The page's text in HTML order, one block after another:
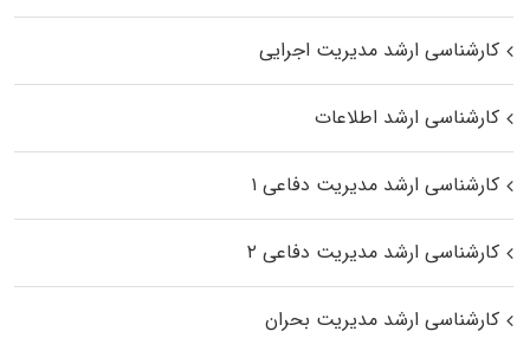
کارشناسی ارشد مدیریت اجرایی
کارشناسی ارشد اطلاعات
کارشناسی ارشد مدیریت دفاعی ۱
کارشناسی ارشد مدیریت دفاعی ۲
کارشناسی ارشد مدیریت بحران